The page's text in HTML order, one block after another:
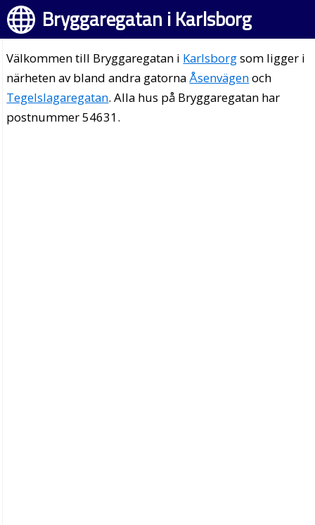
Bryggaregatan i Karlsborg
Välkommen till Bryggaregatan i Karlsborgsom ligger i
närheten av bland andra gatornaÅsenvägenoch
Tegelslagaregatan. Alla hus på Bryggaregatan har
postnummer 54631.